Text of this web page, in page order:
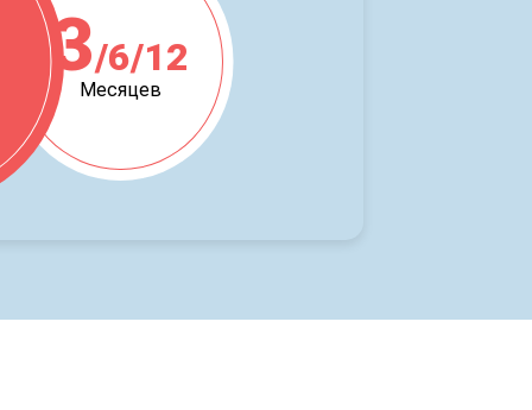
3/6/12
Месяцев